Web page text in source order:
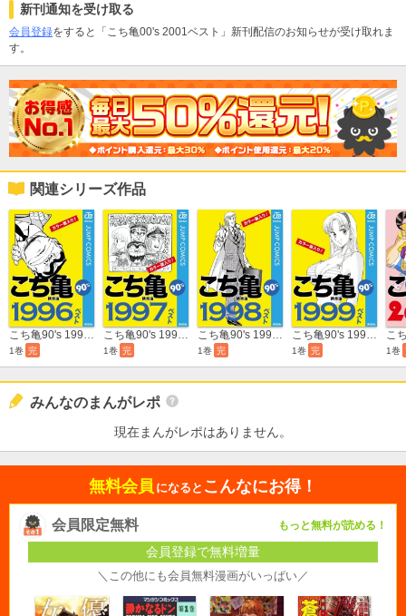
新刊通知を受け取る
会員登録をすると「こち亀00's 2001ベスト」新刊配信のお知らせが受け取れま
す。
関連シリーズ作品
1巻 完 1巻 完 1巻 完 1巻 完 1巻
みんなのまんがレポ
現在まんがレポはありません。
無料会員 になると こんなにお得！
会員限定無料 もっと無料が読める！
会員登録で無料増量
＼この他にも会員無料漫画がいっぱい／